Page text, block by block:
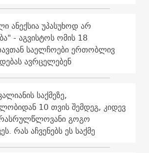
ანექსია უპასუხოდ არ
- აგვისტოს ომის 18
საელჩოები ერთობლივ
ავრცელებენ
საქმეზე,
10 თვის შემდეგ, კიდევ
გოგო
რას აჩვენებს ეს საქმე